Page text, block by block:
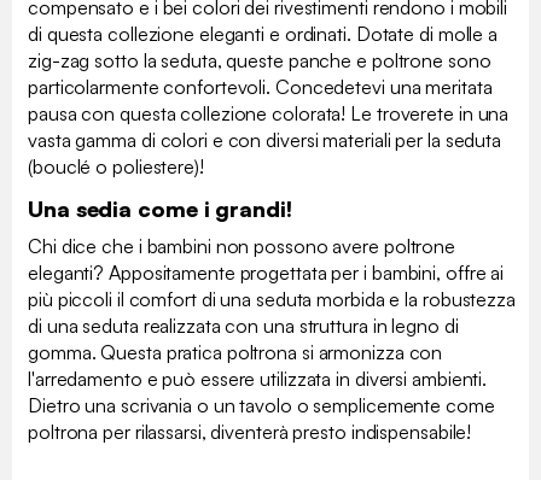
compensato e i bei colori dei rivestimenti rendono i mobili
di questa collezione eleganti e ordinati. Dotate di molle a
zig-zag sotto la seduta, queste panche e poltrone sono
particolarmente confortevoli. Concedetevi una meritata
pausa con questa collezione colorata! Le troverete in una
vasta gamma di colori e con diversi materiali per la seduta
(bouclé o poliestere)!
Una sedia come i grandi!
Chi dice che i bambini non possono avere poltrone
eleganti? Appositamente progettata per i bambini, offre ai
più piccoli il comfort di una seduta morbida e la robustezza
di una seduta realizzata con una struttura in legno di
gomma. Questa pratica poltrona si armonizza con
l'arredamento e può essere utilizzata in diversi ambienti.
Dietro una scrivania o un tavolo o semplicemente come
poltrona per rilassarsi, diventerà presto indispensabile!